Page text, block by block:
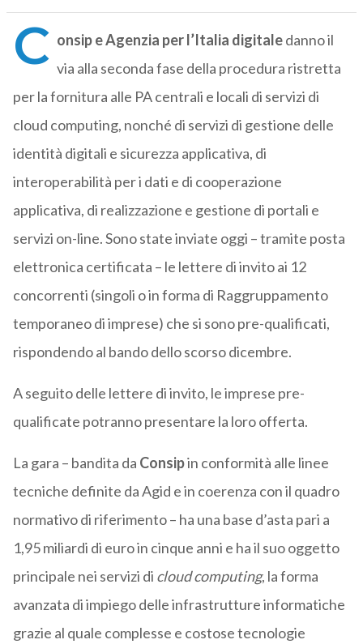
C onsip e Agenzia per l’Italia digitaledanno il
via alla seconda fase della procedura ristretta
per la fornitura alle PA centrali e locali di servizi di
cloud computing, nonché di servizi di gestione delle
identità digitali e sicurezza applicativa, di
interoperabilità per i dati e di cooperazione
applicativa, di realizzazione e gestione di portali e
servizi on-line. Sono state inviate oggi – tramite posta
elettronica certificata – le lettere di invito ai 12
concorrenti (singoli o in forma di Raggruppamento
temporaneo di imprese) che si sono pre-qualificati,
rispondendo al bando dello scorso dicembre.
A seguito delle lettere di invito, le imprese pre-
qualificate potranno presentare la loro offerta.
La gara – bandita da Consipin conformità alle linee
tecniche definite da Agid e in coerenza con il quadro
normativo di riferimento – ha una base d’asta pari a
1,95 miliardi di euro in cinque anni e ha il suo oggetto
principale nei servizi di cloud computing, la forma
avanzata di impiego delle infrastrutture informatiche
grazie al quale complesse e costose tecnologie